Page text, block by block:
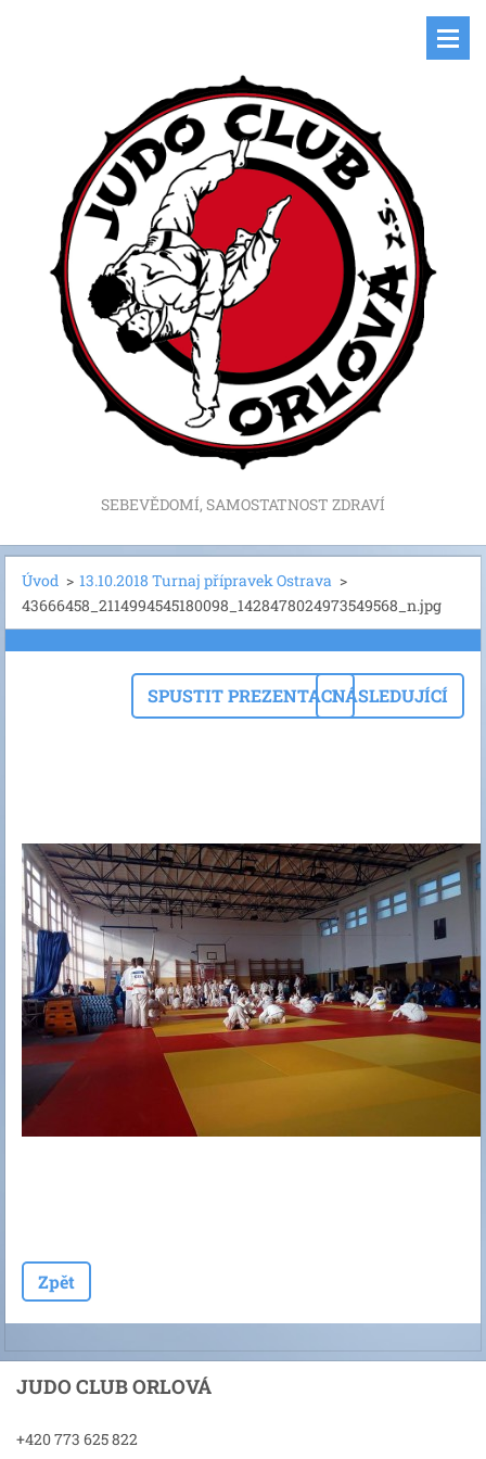
SEBEVĚDOMÍ, SAMOSTATNOST ZDRAVÍ
Úvod > 13.10.2018 Turnaj přípravek Ostrava >
43666458_2114994545180098_1428478024973549568_n.jpg
SPUSTIT PREZENTACINÁSLEDUJÍCÍ
Zpět
JUDO CLUB ORLOVÁ
+420 773 625 822